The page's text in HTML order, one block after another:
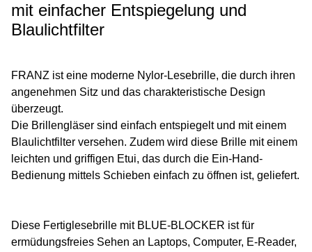
mit einfacher Entspiegelung und
Blaulichtfilter
FRANZ ist eine moderne Nylor-Lesebrille, die durch ihren
angenehmen Sitz und das charakteristische Design
überzeugt.
Die Brillengläser sind einfach entspiegelt und mit einem
Blaulichtfilter versehen. Zudem wird diese Brille mit einem
leichten und griffigen Etui, das durch die Ein-Hand-
Bedienung mittels Schieben einfach zu öffnen ist, geliefert.
Diese Fertiglesebrille mit BLUE-BLOCKER ist für
ermüdungsfreies Sehen an Laptops, Computer, E-Reader,